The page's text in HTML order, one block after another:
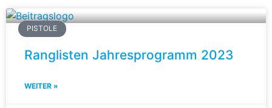
PISTOLE
Ranglisten Jahresprogramm 2023
WEITER »